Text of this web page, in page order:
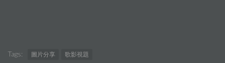
Tags: 圖片分享 歌影視題